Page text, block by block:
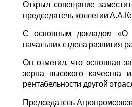
Открыл совещание
председатель коллегии
С основным докладом «О
начальник отдела развития
Он отметил, что основная
зерна высокого качества
рентабельности другой
Председатель